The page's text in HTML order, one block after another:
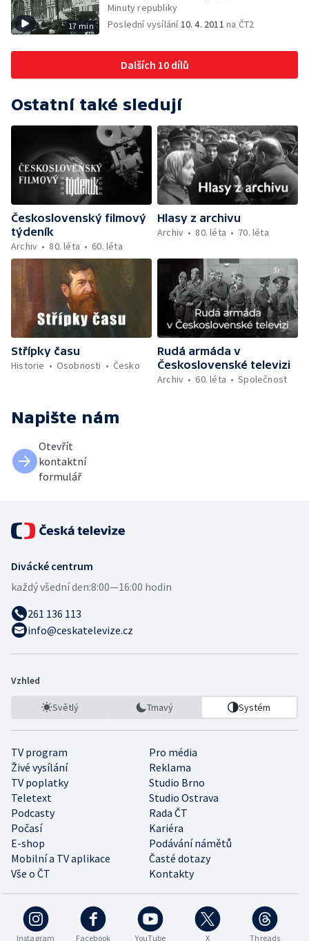
17 min
Minuty republiky
Poslední vysílání10. 4. 2011 na ČT2
Dalších 10 dílů
Ostatní také sledují
Československý filmový
týdeník
Archiv
80. léta 60. léta
Hlasy z archivu
Archiv
80. léta 70. léta
Střípky času
Historie
Osobnosti Česko
Rudá armáda v
Československé televizi
Archiv
60. léta Společnost
Napište nám
Otevřít
kontaktní
formulář
Divácké centrum
každý všední den:8:00—16:00 hodin
261 136 113
info@ceskatelevize.cz
Vzhled
Světlý Tmavý Systém
TV program
Pro média
Živé vysílání
Reklama
TV poplatky
Studio Brno
Teletext
Studio Ostrava
Podcasty
Rada ČT
Počasí
Kariéra
E-shop
Podávání námětů
Mobilní a TV aplikace
Časté dotazy
Vše o ČT
Kontakty
Instagram Facebook YouTube X Threads